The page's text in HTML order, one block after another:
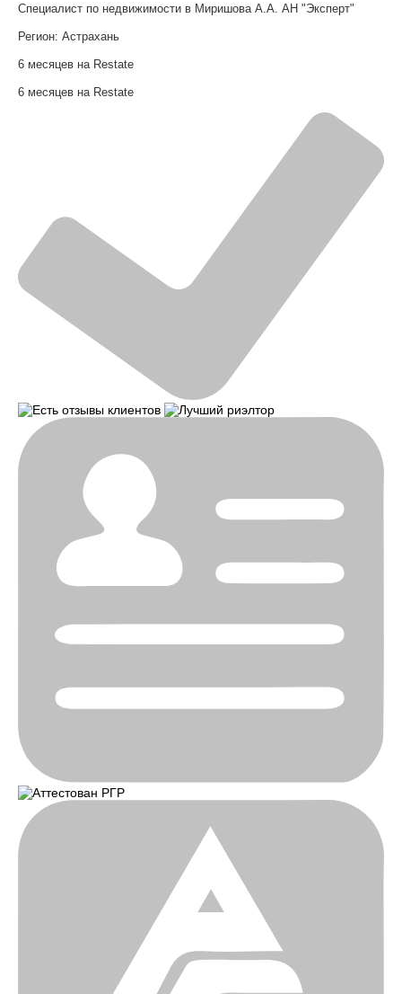
Специалист по недвижимости в Миришова А.А. АН "Эксперт"
Регион: Астрахань
6 месяцев на Restate
6 месяцев на Restate